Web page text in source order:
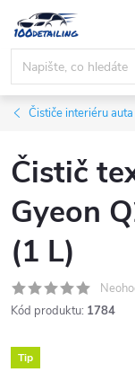
obsah
Čističe interiéru auta
Čistič
Gyeon
(1 L)
Kód produktu: 1784
Tip